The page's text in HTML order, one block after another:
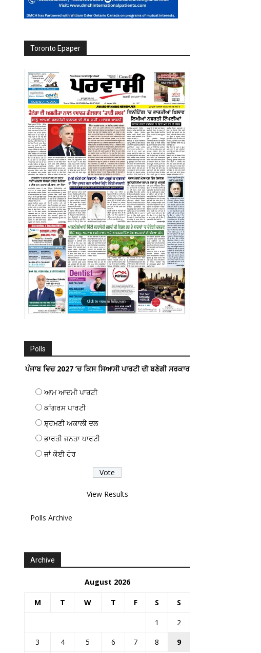
Toronto Epaper
Polls
ਪੰਜਾਬ ਵਿਚ 2027 ’ਚ ਕਿਸ ਸਿਆਸੀ ਪਾਰਟੀ ਦੀ ਬਣੇਗੀ ਸਰਕਾਰ
ਆਮ ਆਦਮੀ ਪਾਰਟੀ
ਕਾਂਗਰਸ ਪਾਰਟੀ
ਸ਼੍ਰੋਮਣੀ ਅਕਾਲੀ ਦਲ
ਭਾਰਤੀ ਜਨਤਾ ਪਾਰਟੀ
ਜਾਂ ਕੋਈ ਹੋਰ
View Results
Polls Archive
Archive
August 2026
M T W T F S S
1
2
3
4 5 6 7 8
9